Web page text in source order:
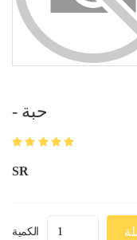
- حبة
SR
الكمية